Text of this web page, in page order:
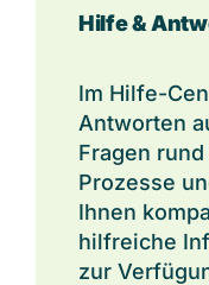
Hilfe &
Im Hilfe-
Antworten
Fragen
Prozesse
Ihnen
hilfreiche
zur